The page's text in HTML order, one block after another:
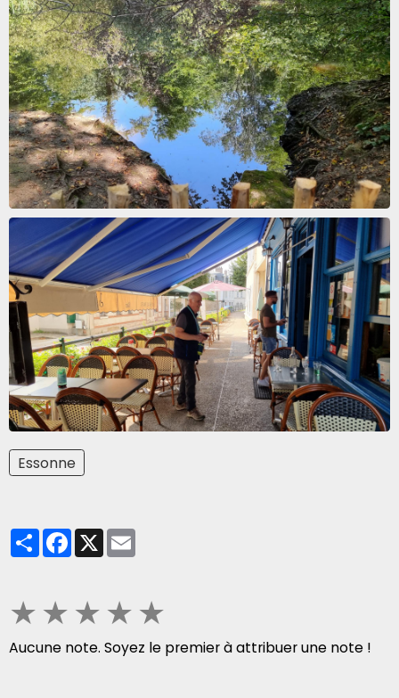
Essonne
PartagerFacebook
X
★★★★★
Aucune note. Soyez le premier à attribuer une note !